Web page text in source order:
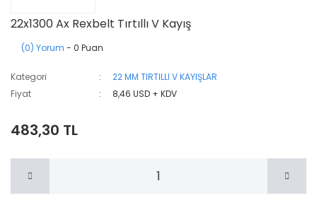
22x1300 Ax Rexbelt Tırtıllı V Kayış
(0) Yorum - 0 Puan
Kategori
22 MM TIRTILLI V KAYIŞLAR
Fiyat
8,46 USD + KDV
483,30 TL